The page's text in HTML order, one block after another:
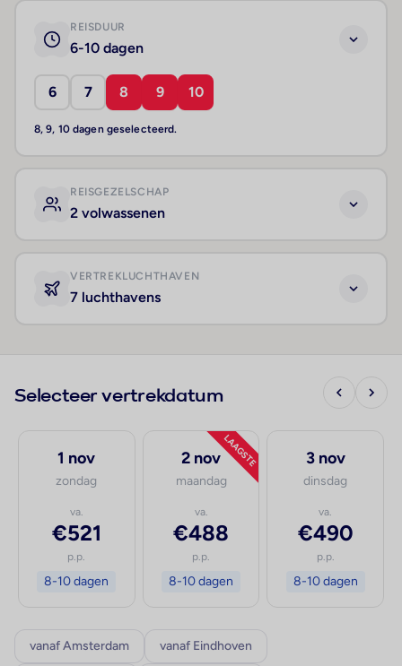
REISDUUR
6-10 dagen
6 7 8 9 10
8, 9, 10 dagen geselecteerd.
REISGEZELSCHAP
2 volwassenen
VERTREKLUCHTHAVEN
7 luchthavens
Selecteer vertrekdatum
1 nov
zondag
va.
€521
p.p.
8-10 dagen
LAAGSTE
2 nov
maandag
va.
€488
p.p.
8-10 dagen
3 nov
dinsdag
va.
€490
p.p.
8-10 dagen
vanaf Amsterdam vanaf Eindhoven